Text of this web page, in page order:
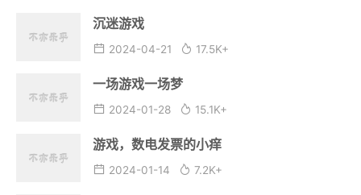
沉迷游戏
2024-04-21 17.5K+
一场游戏一场梦
2024-01-28 15.1K+
游戏，数电发票的小痒
2024-01-14 7.2K+